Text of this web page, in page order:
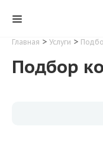
Главная > Услуги >
Подбор